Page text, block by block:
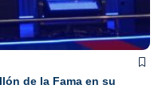
de la Fama en su